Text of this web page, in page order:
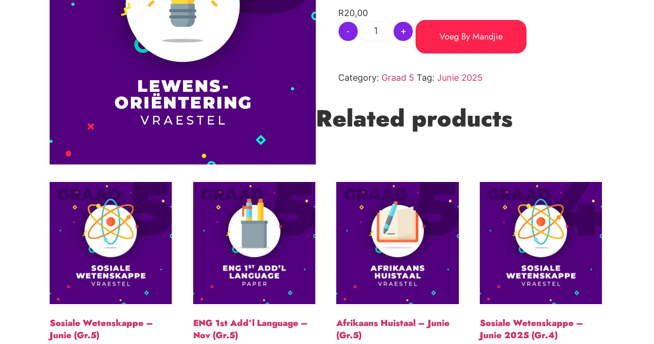
R20,00
- + Voeg By Mandjie
Category: Graad 5 Tag: Junie 2025
Related products
Sosiale Wetenskappe –
Junie (Gr.5)
ENG 1st Add’l Language –
Nov (Gr.5)
Afrikaans Huistaal – Junie
(Gr.5)
Sosiale Wetenskappe –
Junie 2025 (Gr.4)